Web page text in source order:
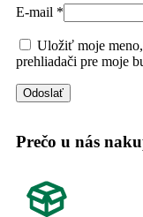
E-mail *
Uložiť moje
prehliadači pre moje
Prečo u nás